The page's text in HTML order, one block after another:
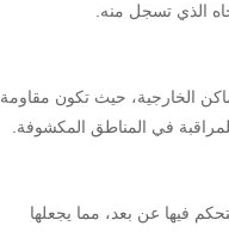
الذي تسجل منه.
الخارجية، حيث تكون مقاومة
في المناطق المكشوفة.
فيها عن بعد، مما يجعلها